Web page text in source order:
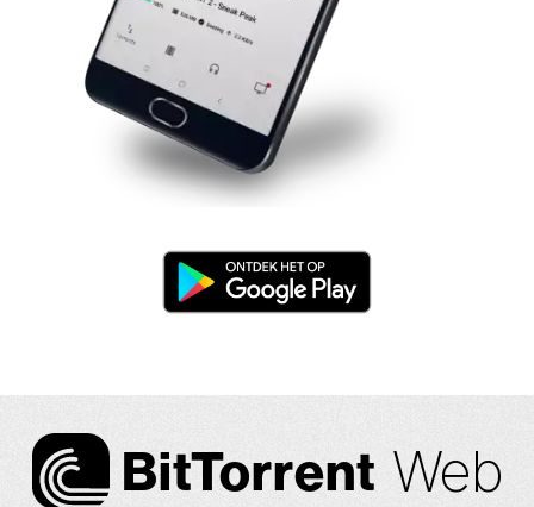
BitTorrent Web